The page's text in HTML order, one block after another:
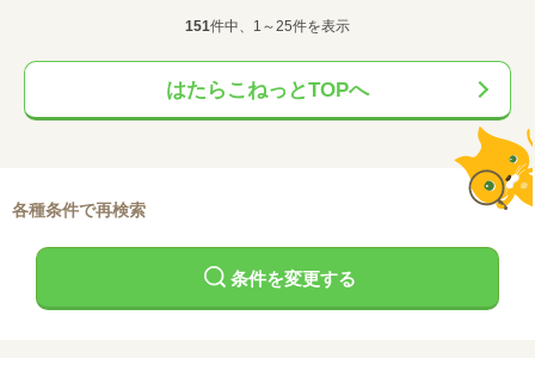
151件中、1～25件を表示
はたらこねっとTOPへ
各種条件で再検索
条件を変更する